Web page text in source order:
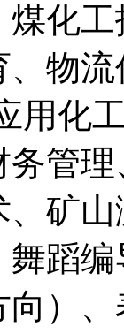
化
物
用化
管
矿
蹈
）